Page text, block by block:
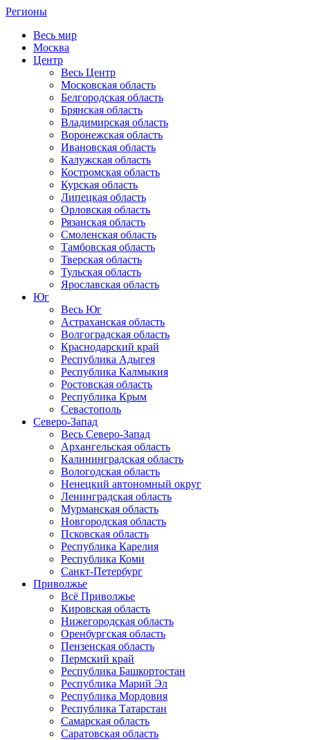
Регионы
Весь мир
Москва
Центр
Весь Центр
Московская область
Белгородская область
Брянская область
Владимирская область
Воронежская область
Ивановская область
Калужская область
Костромская область
Курская область
Липецкая область
Орловская область
Рязанская область
Смоленская область
Тамбовская область
Тверская область
Тульская область
Ярославская область
Юг
Весь Юг
Астраханская область
Волгоградская область
Краснодарский край
Республика Адыгея
Республика Калмыкия
Ростовская область
Республика Крым
Севастополь
Северо-Запад
Весь Северо-Запад
Архангельская область
Калининградская область
Вологодская область
Ненецкий автономный округ
Ленинградская область
Мурманская область
Новгородская область
Псковская область
Республика Карелия
Республика Коми
Санкт-Петербург
Приволжье
Всё Приволжье
Кировская область
Нижегородская область
Оренбургская область
Пензенская область
Пермский край
Республика Башкортостан
Республика Марий Эл
Республика Мордовия
Республика Татарстан
Самарская область
Саратовская область